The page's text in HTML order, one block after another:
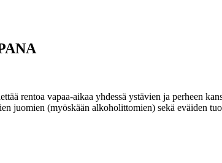
rentoa vapaa-aikaa yhdessä ystävien ja perheen
juomien (myöskään alkoholittomien) sekä eväiden